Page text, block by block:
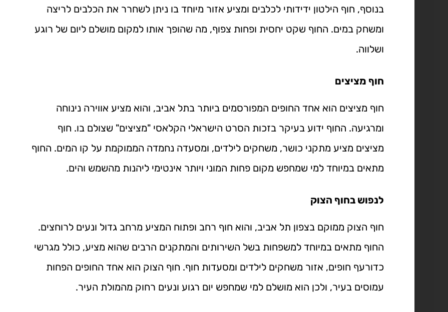
בנוסף, חוף הילטון ידידותי לכלבים ומציע אזור מיוחד בו ניתן לשחרר את הכלבים לריצה
ומשחק במים. החוף שקט יחסית ופחות צפוף, מה שהופך אותו למקום מושלם ליום של רוגע
ושלווה.
חוף מציצים
חוף מציצים הוא אחד החופים המפורסמים ביותר בתל אביב, והוא מציע אווירה נינוחה
ומרגיעה. החוף ידוע בעיקר בזכות הסרט הישראלי הקלאסי "מציצים" שצולם בו. חוף
מציצים מציע מתקני כושר, משחקים לילדים, ומסעדה נחמדה הממוקמת על קו המים. החוף
מתאים במיוחד למי שמחפש מקום פחות המוני ויותר אינטימי ליהנות מהשמש והים.
לנפוש בחוף הצוק
חוף הצוק ממוקם בצפון תל אביב, והוא חוף רחב ופתוח המציע מרחב גדול ונעים לרוחצים.
החוף מתאים במיוחד למשפחות בשל השירותים והמתקנים הרבים שהוא מציע, כולל מגרשי
כדורעף חופים, אזור משחקים לילדים ומסעדות חוף. חוף הצוק הוא אחד החופים הפחות
עמוסים בעיר, ולכן הוא מושלם למי שמחפש יום רגוע ונעים רחוק מהמולת העיר.